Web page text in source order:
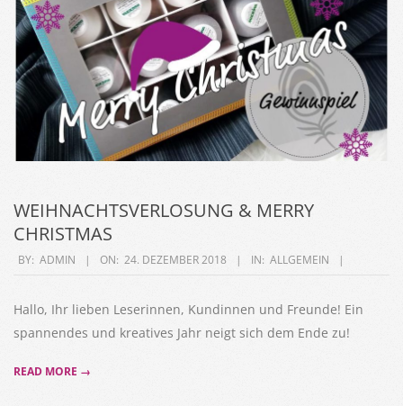
WEIHNACHTSVERLOSUNG & MERRY
CHRISTMAS
2018-
24
BY: ADMIN ON: 24. DEZEMBER 2018 IN: ALLGEMEIN
Hallo, Ihr lieben Leserinnen, Kundinnen und Freunde! Ein
spannendes und kreatives Jahr neigt sich dem Ende zu!
READ MORE →